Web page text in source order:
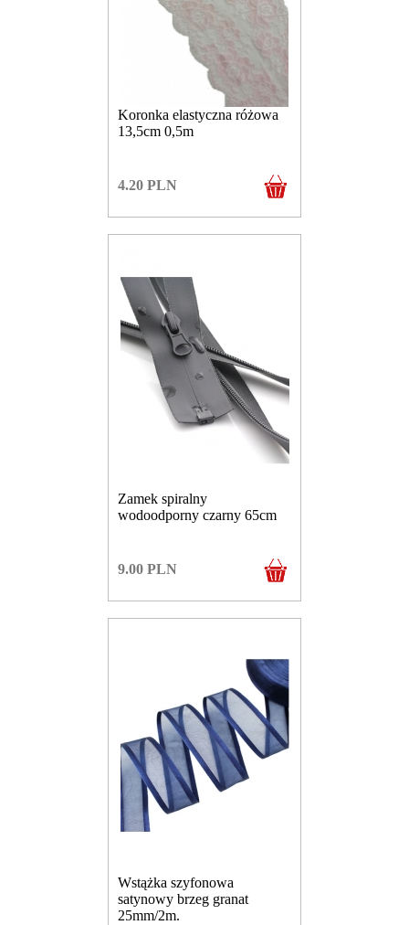
Koronka elastyczna różowa
13,5cm 0,5m
4.20 PLN
Zamek spiralny
wodoodporny czarny 65cm
9.00 PLN
Wstążka szyfonowa
satynowy brzeg granat
25mm/2m.